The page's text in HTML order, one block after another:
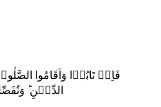
فَاِنۡ تَابُوۡا وَاَقَامُوا
الدِّیۡنِ